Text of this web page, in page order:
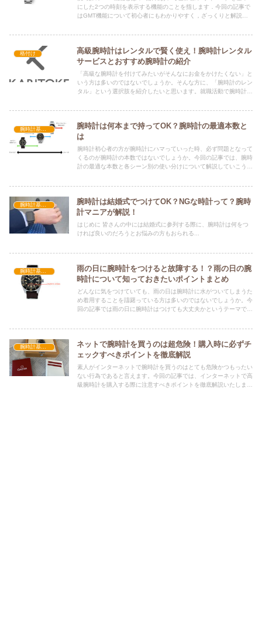
にした2つの時刻を表示する機能のことを指します．今回の記事で
はGMT機能について初心者にもわかりやすく，ざっくりと解説を
格付け
高級腕時計はレンタルで賢く使え！腕時計レンタル
サービスとおすすめ腕時計の紹介
「高級な腕時計を付けてみたいがそんなにお金をかけたくない」と
いう方は多いのではないでしょうか。そんな方に、「腕時計のレン
タル」という選択肢を紹介したいと思います。就職活動で腕時計が
腕時計は何本まで持ってOK？腕時計の最適本数と
は
腕時計初心者の方が腕時計にハマっていった時、必ず問題となって
くるのが腕時計の本数ではないでしょうか。今回の記事では、腕時
計の最適な本数と各シーン別の使い分けについて解説していこうと
腕時計は結婚式でつけてOK？NGな時計って？腕時
計マニアが解説！
はじめに 皆さんの中には結婚式に参列する際に、腕時計は何をつ
ければ良いのだろうとお悩みの方もおられる...
腕時計基礎知識
雨の日に腕時計をつけると故障する！？雨の日の腕
時計について知っておきたいポイントまとめ
どんなに気をつけていても、雨の日は腕時計に水がついてしまうた
め着用することを躊躇っている方は多いのではないでしょうか。今
回の記事では雨の日に腕時計はつけても大丈夫かというテーマで、
腕時計基礎知識
ネットで腕時計を買うのは超危険！購入時に必ずチ
ェックすべきポイントを徹底解説
素人がインターネットで腕時計を買うのはとても危険かつもったい
ない行為であると言えます。今回の記事では、インターネットで高
級腕時計を購入する際に注意すべきポイントを徹底解説いたしま